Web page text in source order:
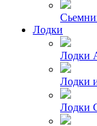
Лодки
Лодки
Лодки
Лодки